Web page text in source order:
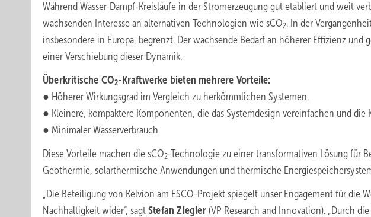
Während Wasser-Dampf-Kreisläufe in der Stromerzeugung gut etabliert und weit
wachsenden Interesse an alternativen Technologien wie sCO2. In der
insbesondere in Europa, begrenzt. Der wachsende Bedarf an höherer Effizienz
einer Verschiebung dieser Dynamik.
Überkritische CO2-Kraftwerke bieten mehrere Vorteile:
● Höherer Wirkungsgrad im Vergleich zu herkömmlichen Systemen.
● Kleinere, kompaktere Komponenten, die das Systemdesign vereinfachen und die
● Minimaler Wasserverbrauch
Diese Vorteile machen die sCO2-Technologie zu einer transformativen Lösung für
Geothermie, solarthermische Anwendungen und thermische
„Die Beteiligung von Kelvion am ESCO-Projekt spiegelt unser Engagement für die
Nachhaltigkeit wider“, sagt Stefan Ziegler(VP Research and Innovation). „Durch